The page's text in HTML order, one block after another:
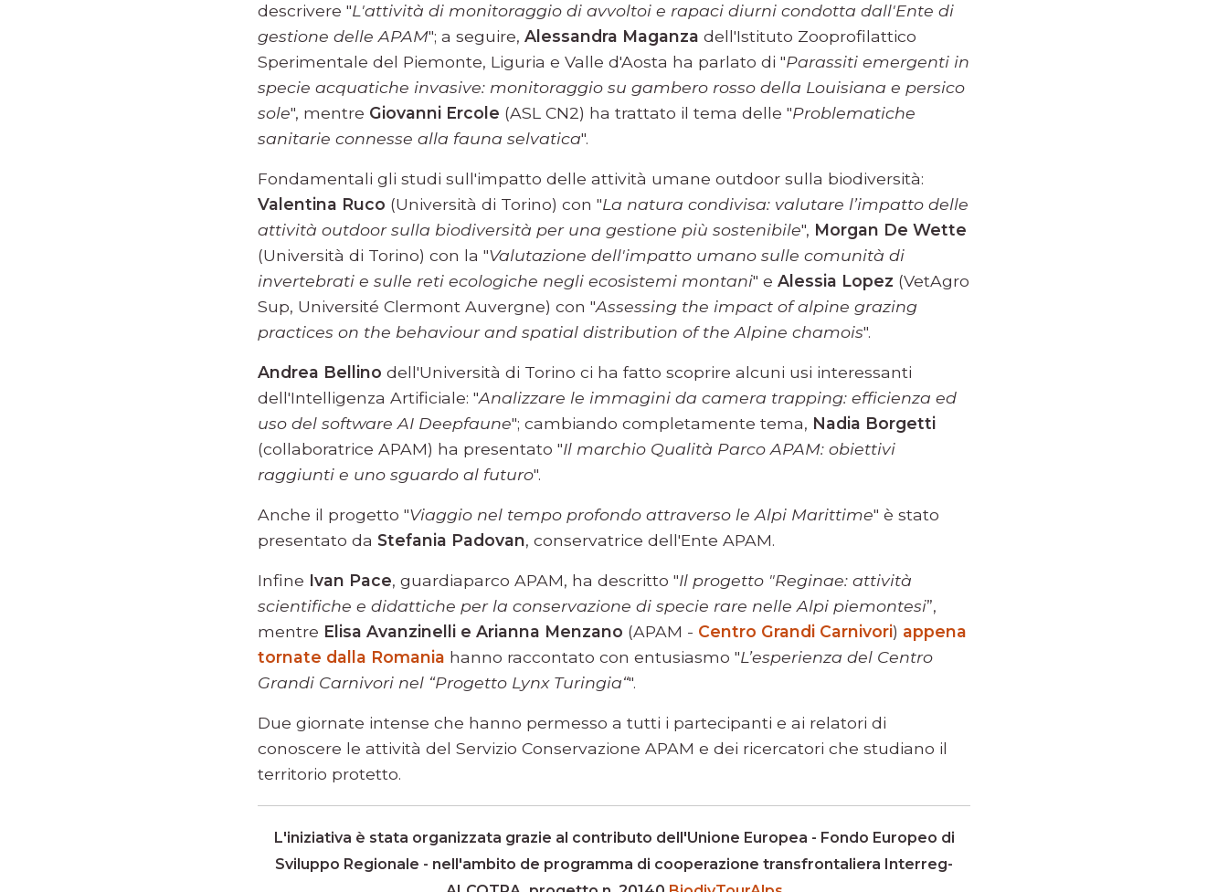
descrivere "L'attività di monitoraggio di avvoltoi e rapaci diurni condotta dall'Ente di
gestione delle APAM"; a seguire, Alessandra Maganza dell'Istituto Zooprofilattico
Sperimentale del Piemonte, Liguria e Valle d'Aosta ha parlato di "Parassiti emergenti in
specie acquatiche invasive: monitoraggio su gambero rosso della Louisiana e persico
sole", mentre Giovanni Ercole (ASL CN2) ha trattato il tema delle "Problematiche
sanitarie connesse alla fauna selvatica".
Fondamentali gli studi sull'impatto delle attività umane outdoor sulla biodiversità:
Valentina Ruco (Università di Torino) con "La natura condivisa: valutare l’impatto delle
attività outdoor sulla biodiversità per una gestione più sostenibile", Morgan De Wette
(Università di Torino) con la "Valutazione dell'impatto umano sulle comunità di
invertebrati e sulle reti ecologiche negli ecosistemi montani" e Alessia Lopez (VetAgro
Sup, Université Clermont Auvergne) con "Assessing the impact of alpine grazing
practices on the behaviour and spatial distribution of the Alpine chamois".
Andrea Bellino dell'Università di Torino ci ha fatto scoprire alcuni usi interessanti
dell'Intelligenza Artificiale: "Analizzare le immagini da camera trapping: efficienza ed
uso del software AI Deepfaune"; cambiando completamente tema, Nadia Borgetti
(collaboratrice APAM) ha presentato "Il marchio Qualità Parco APAM: obiettivi
raggiunti e uno sguardo al futuro".
Anche il progetto "Viaggio nel tempo profondo attraverso le Alpi Marittime" è stato
presentato da Stefania Padovan, conservatrice dell'Ente APAM.
Infine Ivan Pace, guardiaparco APAM, ha descritto "Il progetto "Reginae: attività
scientifiche e didattiche per la conservazione di specie rare nelle Alpi piemontesi”,
mentre Elisa Avanzinelli e Arianna Menzano (APAM - Centro Grandi Carnivori) appena
tornate dalla Romania hanno raccontato con entusiasmo "L’esperienza del Centro
Grandi Carnivori nel “Progetto Lynx Turingia“".
Due giornate intense che hanno permesso a tutti i partecipanti e ai relatori di
conoscere le attività del Servizio Conservazione APAM e dei ricercatori che studiano il
territorio protetto.
L'iniziativa è stata organizzata grazie al contributo dell'Unione Europea - Fondo Europeo di
Sviluppo Regionale - nell'ambito de programma di cooperazione transfrontaliera Interreg-